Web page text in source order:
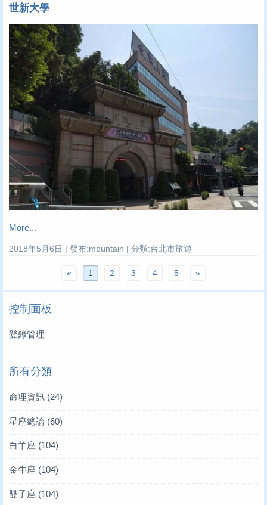
世新大學
More...
2018年5月6日 | 發布:mountain | 分類:台北市旅遊
« 1 2 3 4 5 »
控制面板
登錄管理
所有分類
命理資訊 (24)
星座總論 (60)
白羊座 (104)
金牛座 (104)
雙子座 (104)